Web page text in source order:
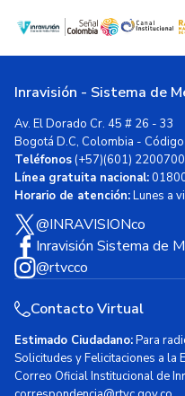
Inravisión - Sistema de
Av. El Dorado Cr. 45 # 26 - 33
Bogotá D.C, Colombia -
Teléfonos(+57)(601) 2200700
Línea gratuita nacional:
Horario de atención:Lunes a
@INRAVISIONco
Inravisión Sistema de
@rtvcco
Contacto Virtual
Estimado Ciudadano:Para
Solicitudes y Felicitaciones a la
Correo Oficial Institucional de